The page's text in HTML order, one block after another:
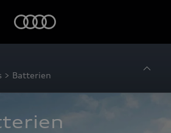
> Batterien